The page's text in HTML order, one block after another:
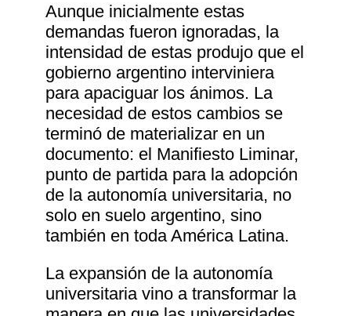
Aunque inicialmente estas
demandas fueron ignoradas, la
intensidad de estas produjo que el
gobierno argentino interviniera
para apaciguar los ánimos. La
necesidad de estos cambios se
terminó de materializar en un
documento: el Manifiesto Liminar,
punto de partida para la adopción
de la autonomía universitaria, no
solo en suelo argentino, sino
también en toda América Latina.
La expansión de la autonomía
universitaria vino a transformar la